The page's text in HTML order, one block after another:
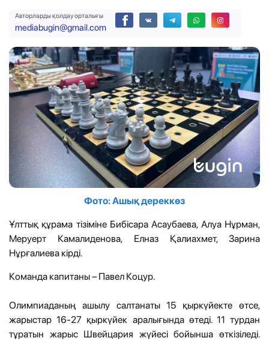
Авторларды қолдау орталығы
mediabugin@gmail.com
Фото: Ашық дереккөз
Ұлттық құрама тізіміне Бибісара Асаубаева, Алуа Нұрман,
Меруерт Камалиденова, Елназ Қалиахмет, Зарина
Нұрғалиева кірді.
Команда капитаны – Павел Коцур.
Олимпиаданың ашылу салтанаты 15 қыркүйекте өтсе,
жарыстар 16-27 қыркүйек аралығында өтеді. 11 турдан
тұратын жарыс Швейцария жүйесі бойынша өткізіледі.